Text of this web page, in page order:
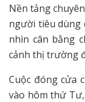
Nền tảng
người tiêu dùng
nhìn cân bằng
cảnh thị trường
Cuộc đóng cửa
vào hôm thứ